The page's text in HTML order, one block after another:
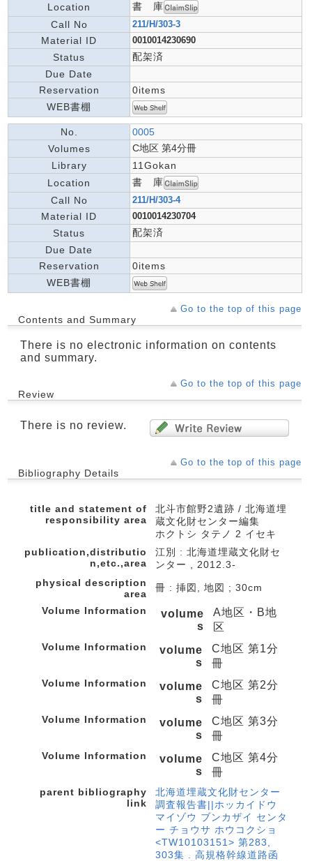
Location
書 庫
Call No
211/H/303-3
Material ID 0010014230690
Status
配架済
Due Date
Reservation
0items
WEB書棚
No.
0005
Volumes
C地区 第4分冊
Library
11Gokan
Location
書 庫
Call No
211/H/303-4
Material ID 0010014230704
Status
配架済
Due Date
Reservation
0items
WEB書棚
Go to the top of this page
Contents and Summary
There is no electronic information on contents
and summary.
Go to the top of this page
Review
There is no review.
Go to the top of this page
Bibliography Details
title and statement of
responsibility area
北斗市館野2遺跡 / 北海道埋
蔵文化財センター編集
ホクトシ タテノ 2 イセキ
publication,distributio
n,etc.,area
江別 : 北海道埋蔵文化財セ
ンター , 2012.3-
physical description
area
冊 : 挿図, 地図 ; 30cm
Volume Information
volume
s
A地区・B地
区
Volume Information
volume
s
C地区 第1分
冊
Volume Information
volume
s
C地区 第2分
冊
Volume Information
volume
s
C地区 第3分
冊
Volume Information
volume
s
C地区 第4分
冊
parent bibliography
link
北海道埋蔵文化財センター
調査報告書||ホッカイドウ
マイゾウ ブンカザイ センタ
ー チョウサ ホウコクショ
<TW10103151> 第283,
303集 . 高規格幹線道路函